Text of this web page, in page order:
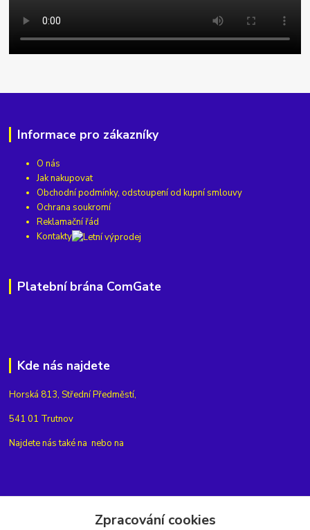
Informace pro zákazníky
O nás
Jak nakupovat
Obchodní podmínky, odstoupení od kupní smlouvy
Ochrana soukromí
Reklamační řád
Kontakty
Platební brána ComGate
Kde nás najdete
Horská 813, Střední Předměstí,
541 01 Trutnov
Najdete nás také na nebo na
Zpracování cookies